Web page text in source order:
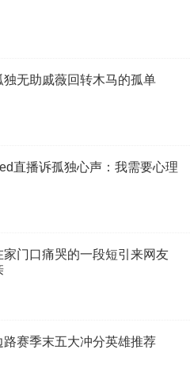
独无助戚薇回转木马的孤单
直播诉孤独心声：我需要心理
家门口痛哭的一段短引来网友
路赛季末五大冲分英雄推荐